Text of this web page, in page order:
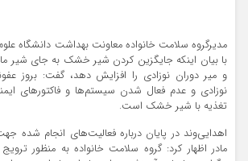
مدیرگروه سلامت خانواده معاونت بهداشت دانشگاه
با بیان اینکه جایگزین کردن شیر خشک به جای شیر
و میر دوران نوزادی را افزایش دهد، گفت: بروز
نوزادی و عدم فعال شدن سیستم‌ها و فاکتورهای
تغذیه با شیر خشک است.
اهدایی‌وند در پایان درباره فعالیت‌های انجام شده
مادر اظهار کرد: گروه سلامت خانواده به منظور